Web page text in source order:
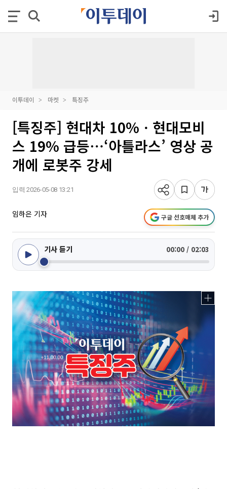
이투데이 마켓 특징주
[특징주] 현대차 10%ㆍ현대모비
스 19% 급등⋯‘아틀라스’ 영상 공
개에 로봇주 강세
입력 2026-05-08 13:21
임하은 기자 구글 선호매체 추가
기사 듣기 00:00 / 02:03